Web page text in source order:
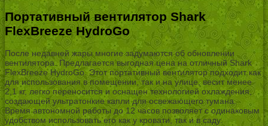
Портативный вентилятор Shark
FlexBreeze HydroGo
После недавней жары многие задумаются об обновлении
вентилятора. Предлагается выгодная цена на отличный Shark
FlexBreeze HydroGo. Этот портативный вентилятор подходит как
для использования в помещении, так и на улице, весит менее
2,1 кг, легко переносится и оснащен технологией охлаждения,
создающей ультратонкие капли для освежающего тумана.
Время автономной работы до 12 часов позволяет с одинаковым
удобством использовать его как у кровати, так и в саду.